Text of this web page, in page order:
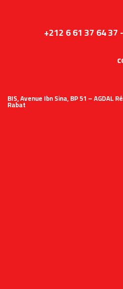
+212 6 61 37 64 37
51 BIS, Avenue Ibn Sina, BP 51 –
Rabat